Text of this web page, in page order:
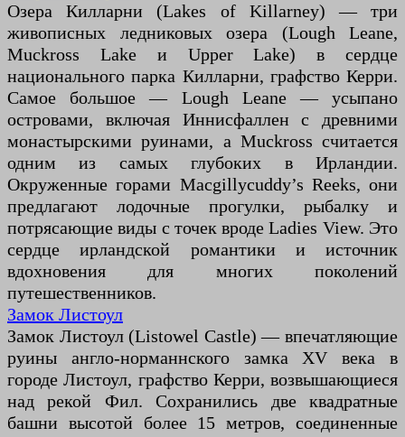
Озера Килларни (Lakes of Killarney) — три
живописных ледниковых озера (Lough Leane,
Muckross Lake и Upper Lake) в сердце
национального парка Килларни, графство Керри.
Самое большое — Lough Leane — усыпано
островами, включая Иннисфаллен с древними
монастырскими руинами, а Muckross считается
одним из самых глубоких в Ирландии.
Окруженные горами Macgillycuddy’s Reeks, они
предлагают лодочные прогулки, рыбалку и
потрясающие виды с точек вроде Ladies View. Это
сердце ирландской романтики и источник
вдохновения для многих поколений
путешественников.
Замок Листоул
Замок Листоул (Listowel Castle) — впечатляющие
руины англо-норманнского замка XV века в
городе Листоул, графство Керри, возвышающиеся
над рекой Фил. Сохранились две квадратные
башни высотой более 15 метров, соединенные